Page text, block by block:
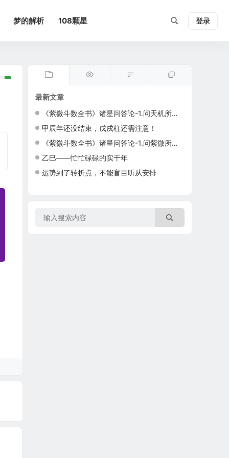
梦的解析 108颗星 登录
最新文章
《紫微斗数全书》诸星问答论-1.问天机所主若何？（韫龄简译）
甲辰年还没结束，戊戌柱还需注意！
《紫微斗数全书》诸星问答论-1.问紫微所主若何？（韫龄简译）
乙巳——忙忙碌碌的实干年
运势到了转折点，不能盲目听从安排